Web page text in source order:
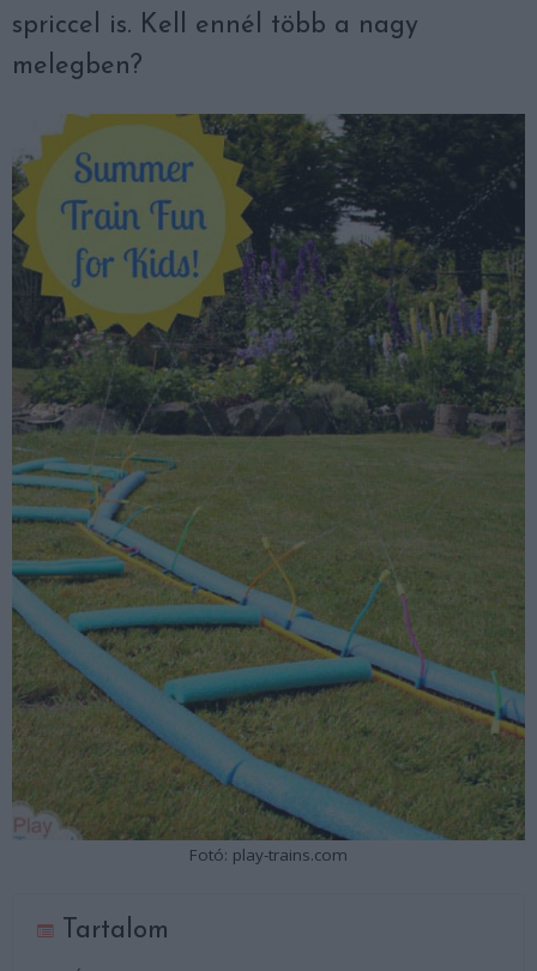
spriccel is. Kell ennél több a nagy
melegben?
Fotó: play-trains.com
Tartalom